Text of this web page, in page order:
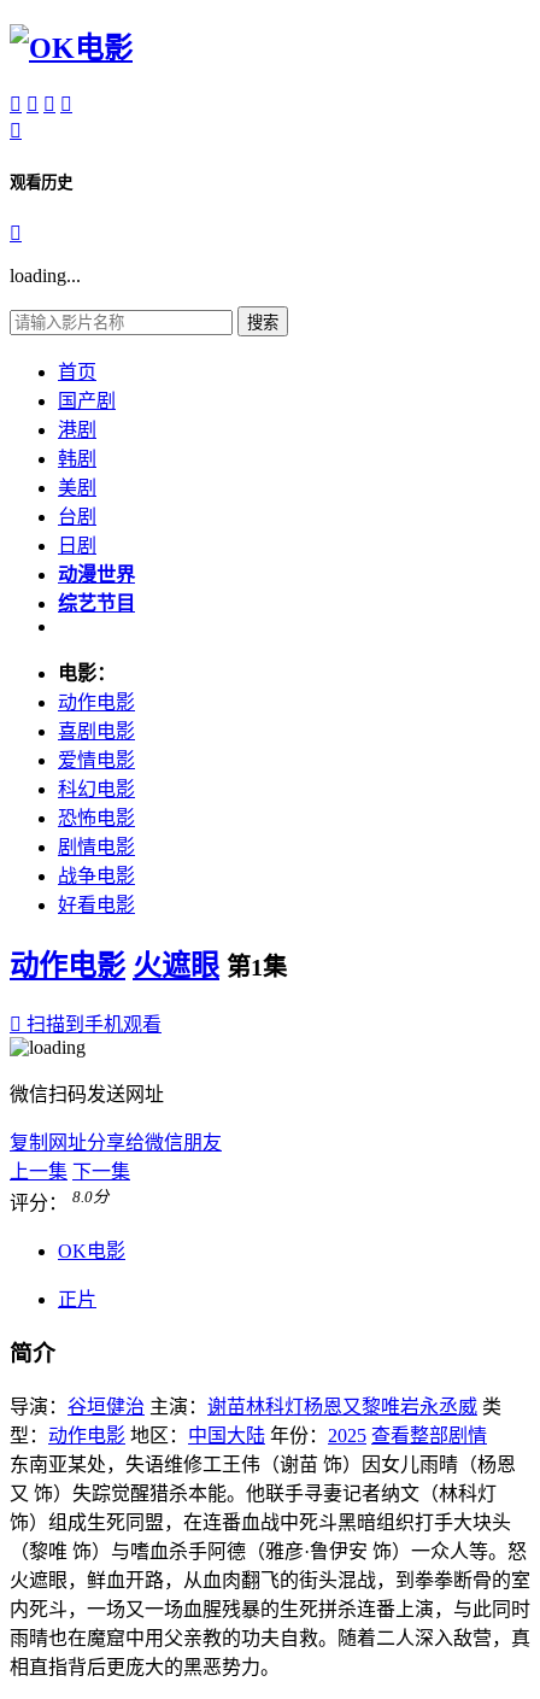
   

观看历史

loading...
搜索
首页
国产剧
港剧
韩剧
美剧
台剧
日剧
动漫世界
综艺节目
电影：
动作电影
喜剧电影
爱情电影
科幻电影
恐怖电影
剧情电影
战争电影
好看电影
动作电影 火遮眼 第1集
 扫描到手机观看
微信扫码发送网址
复制网址分享给微信朋友
上一集 下一集
评分：
8.0分
OK电影
正片
简介
导演： 谷垣健治 主演： 谢苗林科灯杨恩又黎唯岩永丞威 类
型： 动作电影 地区： 中国大陆 年份： 2025 查看整部剧情
东南亚某处，失语维修工王伟（谢苗 饰）因女儿雨晴（杨恩
又 饰）失踪觉醒猎杀本能。他联手寻妻记者纳文（林科灯
饰）组成生死同盟，在连番血战中死斗黑暗组织打手大块头
（黎唯 饰）与嗜血杀手阿德（雅彦·鲁伊安 饰）一众人等。怒
火遮眼，鲜血开路，从血肉翻飞的街头混战，到拳拳断骨的室
内死斗，一场又一场血腥残暴的生死拼杀连番上演，与此同时
雨晴也在魔窟中用父亲教的功夫自救。随着二人深入敌营，真
相直指背后更庞大的黑恶势力。